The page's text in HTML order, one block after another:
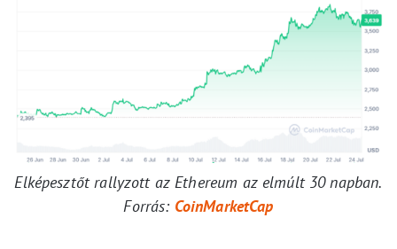
Elképesztőt rallyzott az Ethereum az elmúlt 30 napban.
Forrás: CoinMarketCap